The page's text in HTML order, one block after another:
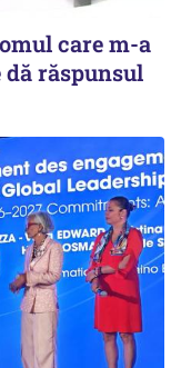
care m-a
dă răspunsul